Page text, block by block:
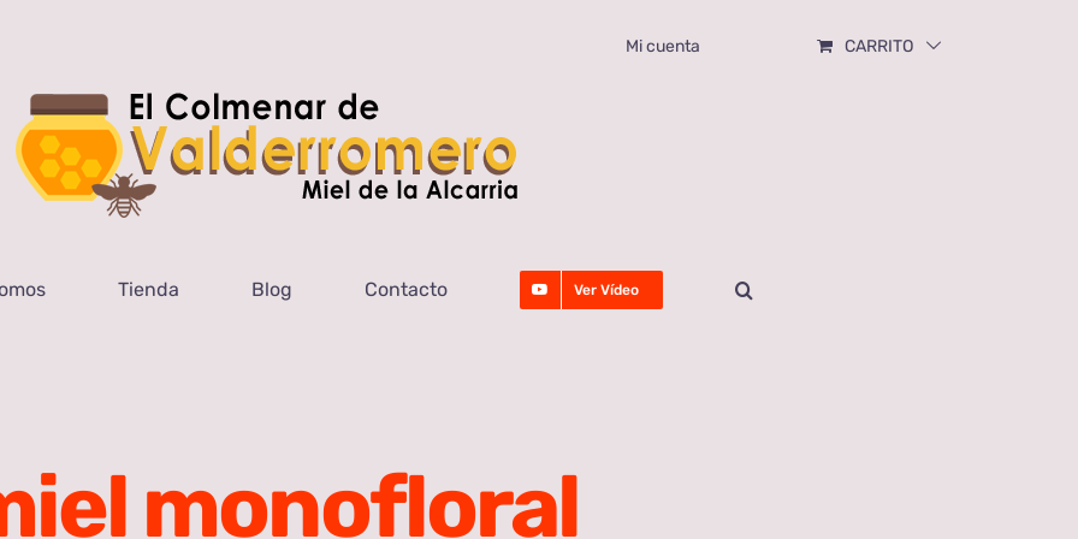
Mi cuenta CARRITO
Tienda Blog Contacto Ver Vídeo
monofloral